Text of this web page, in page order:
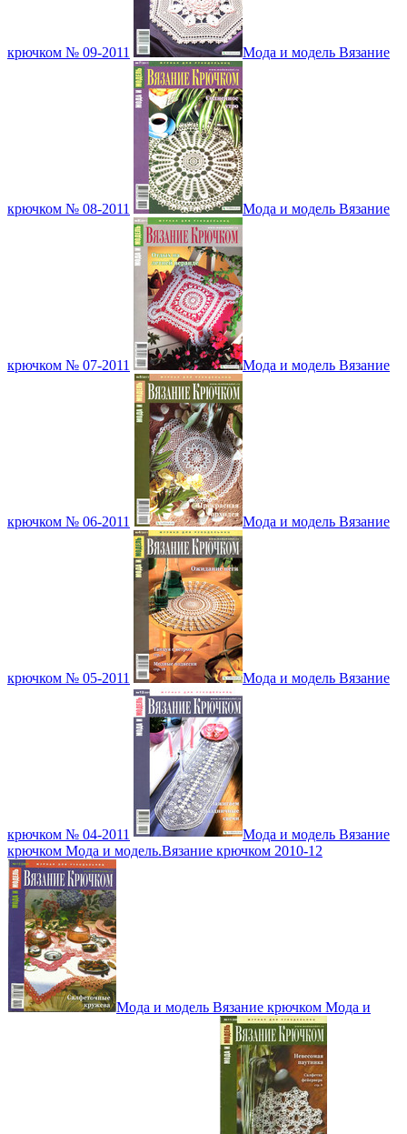
крючком № 09-2011 Мода и модель Вязание
крючком № 08-2011 Мода и модель Вязание
крючком № 07-2011 Мода и модель Вязание
крючком № 06-2011 Мода и модель Вязание
крючком № 05-2011 Мода и модель Вязание
крючком № 04-2011
Мода и модель Вязание
крючком Мода и модель.Вязание крючком 2010-12
Мода и модель Вязание крючком Мода и